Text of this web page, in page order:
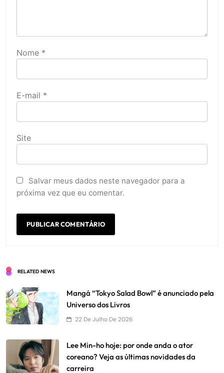
Nome *
E-mail *
Site
Salvar meus dados neste navegador para a
próxima vez que eu comentar.
RELATED NEWS
Mangá “Tokyo Salad Bowl” é anunciado pela
Universo dos Livros
22 De Julho De 2026
Lee Min-ho hoje: por onde anda o ator
coreano? Veja as últimas novidades da
carreira